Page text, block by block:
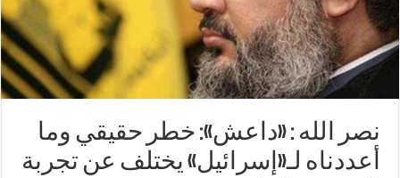
نصر الله : «داعش»: خطر حقيقي وما
أعددناه لـ«إسرائيل» يختلف عن تجربة